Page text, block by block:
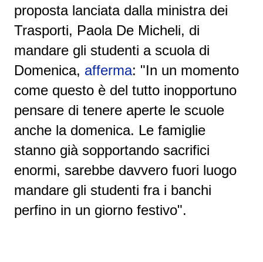
proposta lanciata dalla ministra dei
Trasporti, Paola De Micheli, di
mandare gli studenti a scuola di
Domenica, afferma: "In un momento
come questo è del tutto inopportuno
pensare di tenere aperte le scuole
anche la domenica. Le famiglie
stanno già sopportando sacrifici
enormi, sarebbe davvero fuori luogo
mandare gli studenti fra i banchi
perfino in un giorno festivo".